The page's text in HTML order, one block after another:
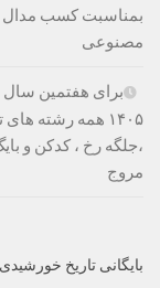
بمناسبت کسب مدال
مصنوعی
برای هفتمین
۱۴۰۵ همه رشته
،جلگه رخ ، کدکن و
مروج
بایگانی تاریخ خورشیدی